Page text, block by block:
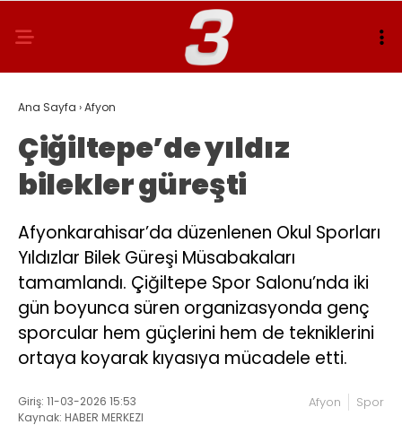
Ana Sayfa ›Afyon
Çiğiltepe’de yıldız
bilekler güreşti
Afyonkarahisar’da düzenlenen Okul Sporları
Yıldızlar Bilek Güreşi Müsabakaları
tamamlandı. Çiğiltepe Spor Salonu’nda iki
gün boyunca süren organizasyonda genç
sporcular hem güçlerini hem de tekniklerini
ortaya koyarak kıyasıya mücadele etti.
Giriş: 11-03-2026 15:53
Kaynak: HABER MERKEZI
Afyon Spor